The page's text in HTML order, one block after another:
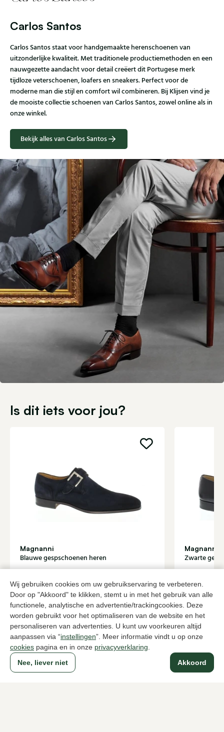
Wij gebruiken cookies om uw gebruikservaring te verbeteren.
Door op "Akkoord" te klikken, stemt u in met het gebruik van alle
functionele, analytische en advertentie/trackingcookies. Deze
worden gebruikt voor het optimaliseren van de website en het
personaliseren van advertenties. U kunt uw voorkeuren altijd
aanpassen via “instellingen”. Meer informatie vindt u op onze
cookies pagina en in onze privacyverklaring
Akkoord
Nee, liever niet
Carlos Santos
Carlos Santos staat voor handgemaakte herenschoenen van
uitzonderlijke kwaliteit. Met traditionele productiemethoden en een
nauwgezette aandacht voor detail creëert dit Portugese merk
tijdloze veterschoenen, loafers en sneakers. Perfect voor de
moderne man die stijl en comfort wil combineren. Bij Klijsen vind je
de mooiste collectie schoenen van Carlos Santos, zowel online als in
onze winkel.
Bekijk alles van Carlos Santos
Is dit iets voor jou?
Magnanni
Blauwe gespschoenen heren
349,95 2 kleuren
Magnanni
Zwarte
399,95
Naar alle producten
Sinds 1983 een begrip in Den Haag